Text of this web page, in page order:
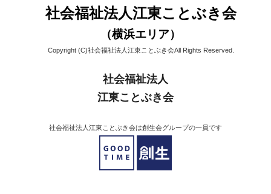
社会福祉法人江東ことぶき会
（横浜エリア）
Copyright (C)社会福祉法人江東ことぶき会All Rights Reserved.
社会福祉法人
江東ことぶき会
社会福祉法人江東ことぶき会は創生会グループの一員です